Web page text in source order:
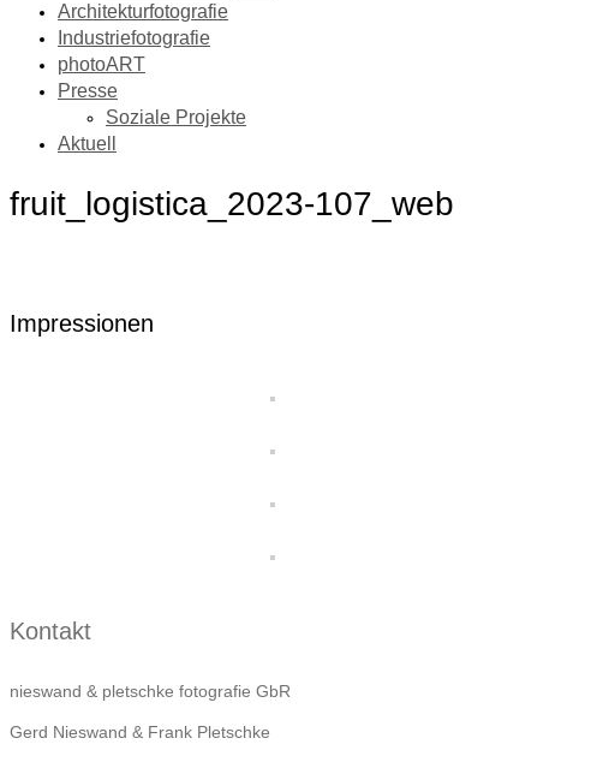
Architekturfotografie
Industriefotografie
photoART
Presse
Soziale Projekte
Aktuell
fruit_logistica_2023-107_web
Impressionen
Kontakt
nieswand & pletschke fotografie GbR
Gerd Nieswand & Frank Pletschke